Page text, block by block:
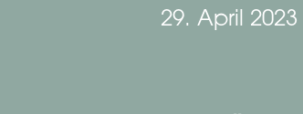
29. April 2023